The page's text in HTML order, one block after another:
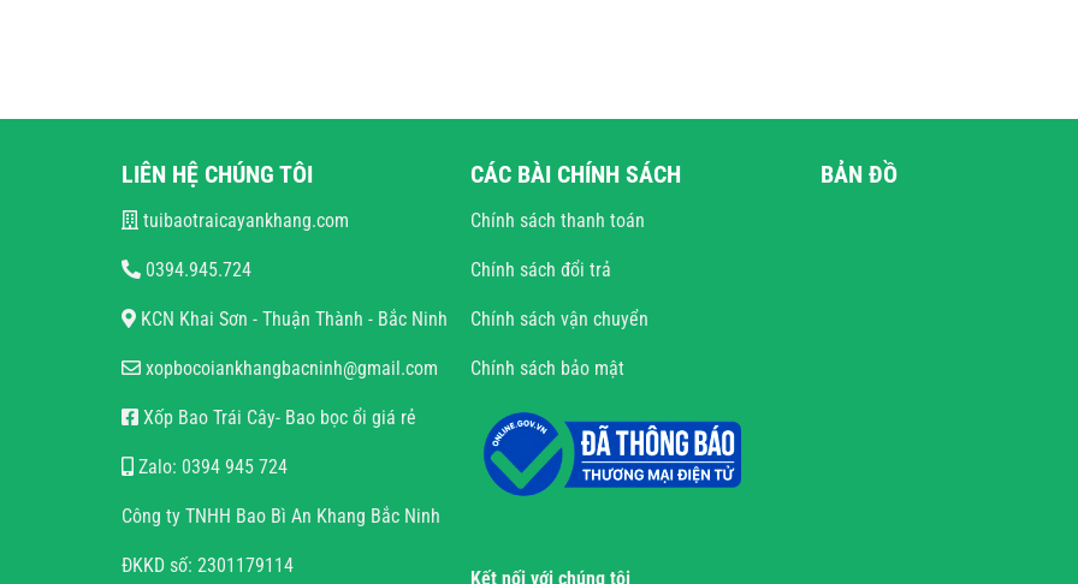
LIÊN HỆ CHÚNG TÔI
tuibaotraicayankhang.com
0394.945.724
KCN Khai Sơn - Thuận Thành - Bắc Ninh
xopbocoiankhangbacninh@gmail.com
Xốp Bao Trái Cây- Bao bọc ổi giá rẻ
Zalo: 0394 945 724
Công ty TNHH Bao Bì An Khang Bắc Ninh
ĐKKD số: 2301179114
CÁC BÀI CHÍNH SÁCH
Chính sách thanh toán
Chính sách đổi trả
Chính sách vận chuyển
Chính sách bảo mật
Kết nối với chúng tôi
BẢN ĐỒ